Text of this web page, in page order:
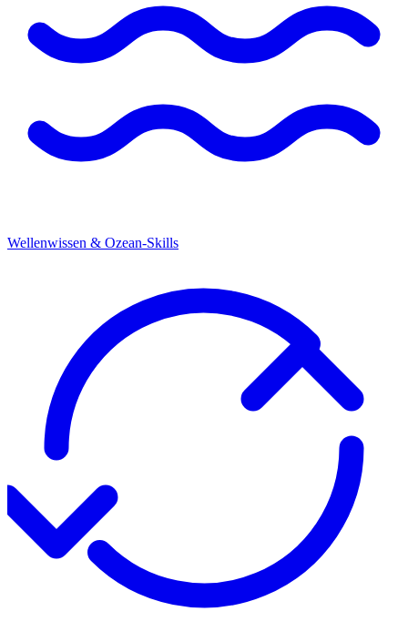
Wellenwissen & Ozean-Skills